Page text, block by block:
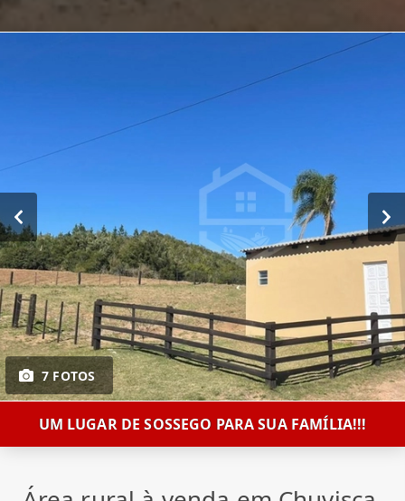
7 FOTOS
UM LUGAR DE SOSSEGO PARA SUA FAMÍLIA!!!